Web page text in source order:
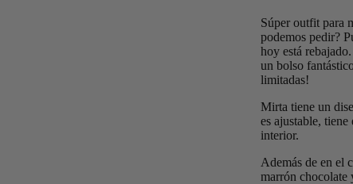
Súper outfit para
podemos pedir?
hoy está
un bolso
limitadas!
Mirta tiene un
es ajustable,
interior.
Además de en el
marrón chocolate